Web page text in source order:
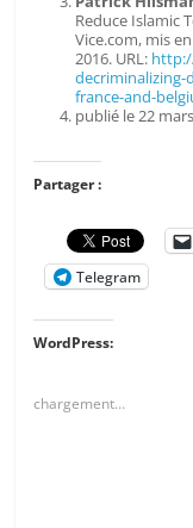
Reduce Islamic
Vice.com, mis
2016. URL:
decriminalizing-
france-and-
publié le 22
Partager :
Telegram
WordPress:
chargement…